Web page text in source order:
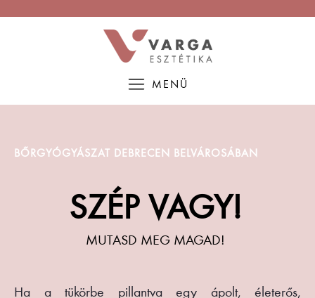
MENÜ
BŐRGYÓGYÁSZAT DEBRECEN BELVÁROSÁBAN
SZÉP VAGY!
MUTASD MEG MAGAD!
Ha a tükörbe pillantva egy ápolt, életerős,